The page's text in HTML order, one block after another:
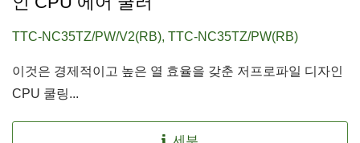
TTC-NC35TZ/PW/V2(RB), TTC-NC35TZ/PW(RB)
이것은 경제적이고 높은 열 효율을 갖춘 저프로파일 디자인
CPU 쿨링...
세부